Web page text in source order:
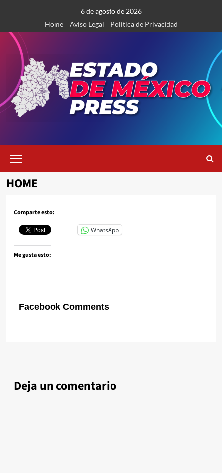
contenido
6 de agosto de 2026
Home
Aviso Legal Politica de Privacidad
primario
HOME
Comparte esto:
WhatsApp
Me gusta esto:
Facebook Comments
Deja un comentario